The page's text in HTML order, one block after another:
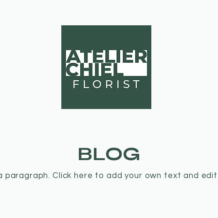
BLOG
paragraph. Click here to add your own text and edit